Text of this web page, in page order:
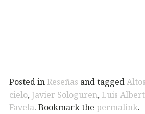
Posted inReseñas and tagged
cielo,Javier Sologuren,Luis
Favela. Bookmark the permalink.